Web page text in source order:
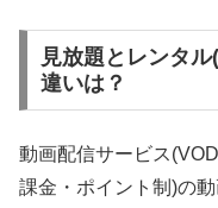
見放題とレンタ
違いは？
動画配信サービス
課金・ポイント制)の